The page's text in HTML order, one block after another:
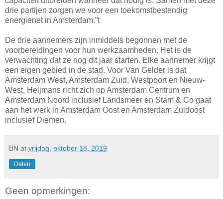
drie partijen zorgen we voor een toekomstbestendig
energienet in Amsterdam.”t
De drie aannemers zijn inmiddels begonnen met de
voorbereidingen voor hun werkzaamheden. Het is de
verwachting dat ze nog dit jaar starten. Elke aannemer krijgt
een eigen gebied in de stad. Voor Van Gelder is dat
Amsterdam West, Amsterdam Zuid, Westpoort en Nieuw-
West, Heijmans richt zich op Amsterdam Centrum en
Amsterdam Noord inclusief Landsmeer en Stam & Co gaat
aan het werk in Amsterdam Oost en Amsterdam Zuidoost
inclusief Diemen.
BN at vrijdag, oktober 18, 2019
Delen
Geen opmerkingen: